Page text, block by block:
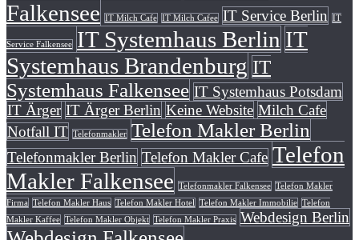
Falkensee
IT Milch Cafe IT Milch Cafee IT Service Berlin IT
Service Falkensee IT Systemhaus Berlin IT
Systemhaus Brandenburg IT
Systemhaus Falkensee IT Systemhaus Potsdam
IT Ärger IT Ärger Berlin Keine Website Milch Cafe
Notfall IT Telefonmakler Telefon Makler Berlin
Telefonmakler Berlin Telefon Makler Cafe Telefon
Makler Falkensee
Telefonmakler Falkensee Telefon Makler
Firma
Telefon Makler Haus Telefon Makler Hotel Telefon Makler Immobilie Telefon
Makler Kaffee Telefon Makler Objekt Telefon Makler Praxis Webdesign Berlin